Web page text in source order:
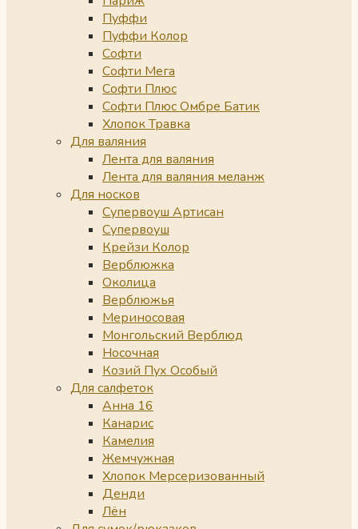
Пуффи
Пуффи Колор
Софти
Софти Мега
Софти Плюс
Софти Плюс Омбре Батик
Хлопок Травка
Для валяния
Лента для валяния
Лента для валяния меланж
Для носков
Супервоуш Артисан
Супервоуш
Крейзи Колор
Верблюжка
Околица
Верблюжья
Мериносовая
Монгольский Верблюд
Носочная
Козий Пух Особый
Для салфеток
Анна 16
Канарис
Камелия
Жемчужная
Хлопок Мерсеризованный
Денди
Лён